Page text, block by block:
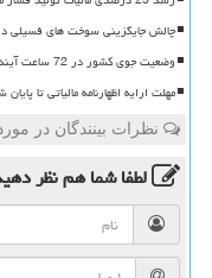
چالش جایگزینی سوخت های فسیلی
وضعیت جوی کشور در 72 ساعت آینده اخطار بارندگی های رگباری در 2 استان
مهلت ارایه اظهارنامه مالیاتی تا پایان شهریور ماه
نظرات بینندگان در
لطفا شما همنظر